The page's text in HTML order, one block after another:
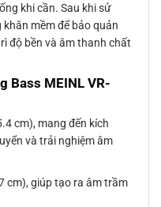
khi cần. Sau khi sử
mềm để bảo quản
độ bền và âm thanh chất
Bass MEINL VR-
cm), mang đến kích
và trải nghiệm âm
cm), giúp tạo ra âm trầm